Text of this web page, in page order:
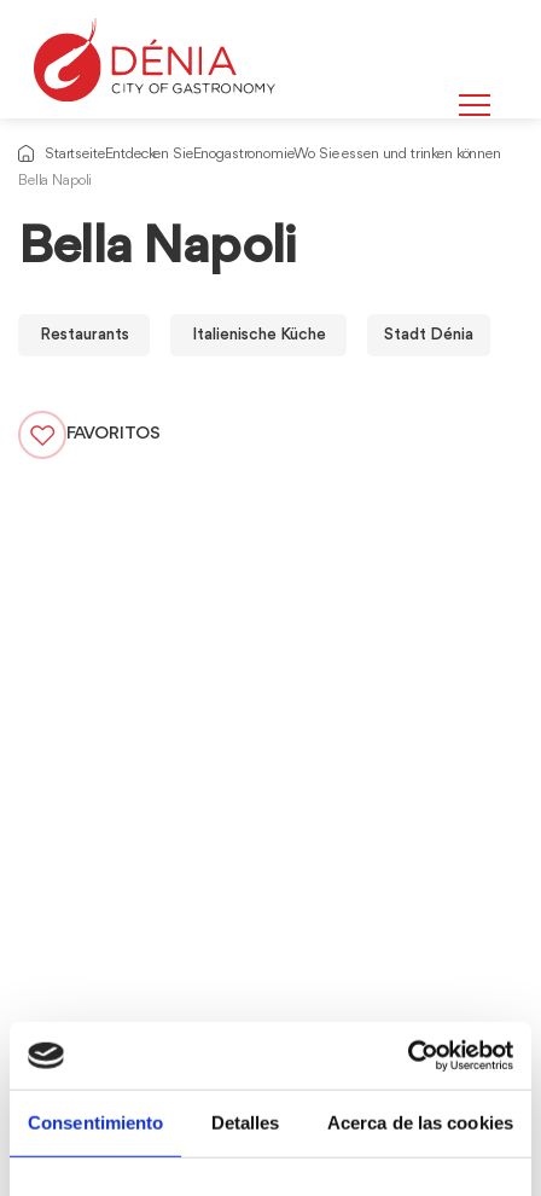
Consentimiento Detalles Acerca de las cookies
StartseiteEntdecken SieEnogastronomieWo Sie essen und trinken können
Bella Napoli
Bella Napoli
Restaurants Italienische Küche Stadt Dénia
FAVORITOS